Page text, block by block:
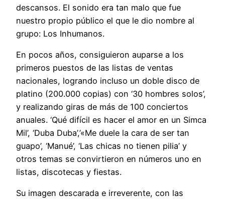
descansos. El sonido era tan malo que fue
nuestro propio público el que le dio nombre al
grupo: Los Inhumanos.
En pocos años, consiguieron auparse a los
primeros puestos de las listas de ventas
nacionales, logrando incluso un doble disco de
platino (200.000 copias) con ‘30 hombres solos’,
y realizando giras de más de 100 conciertos
anuales. ‘Qué difícil es hacer el amor en un Simca
Mil’, ‘Duba Duba’,’«Me duele la cara de ser tan
guapo’, ‘Manué’, ‘Las chicas no tienen pilia’ y
otros temas se convirtieron en números uno en
listas, discotecas y fiestas.
Su imagen descarada e irreverente, con las